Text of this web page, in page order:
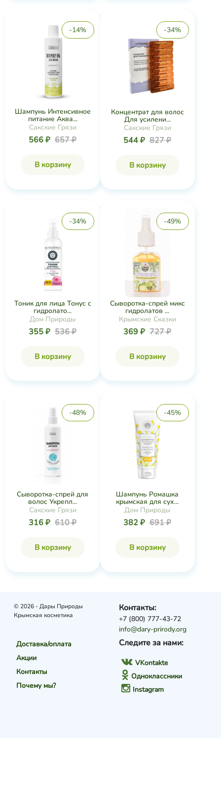
-14%
Шампунь Интенсивное
питание Аква...
Сакские Грязи
566 ₽ 657 ₽
В корзину
-34%
Концентрат для волос
Для усилени...
Сакские Грязи
544 ₽ 827 ₽
В корзину
-34%
Тоник для лица Тонус с
гидролато...
Дом Природы
355 ₽ 536 ₽
В корзину
-49%
Сыворотка-спрей микс
гидролатов ...
Крымские Сказки
369 ₽ 727 ₽
В корзину
-48%
Сыворотка-спрей для
волос Укрепл...
Сакские Грязи
316 ₽ 610 ₽
В корзину
-45%
Шампунь Ромашка
крымская для сух...
Дом Природы
382 ₽ 691 ₽
В корзину
© 2026 - Дары Природы
Крымская косметика
Доставка/оплата
Акции
Контакты
Почему мы?
Следите за нами:
VKontakte
Одноклассники
Instagram
Контакты:
+7 (800) 777-43-72
info@dary-prirody.org